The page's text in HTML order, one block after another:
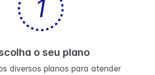
1
o seu plano
diversos planos para atender